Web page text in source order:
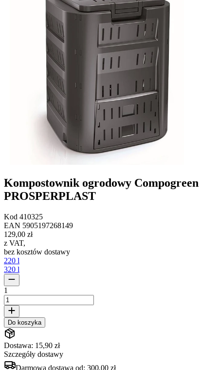
Kompostownik ogrodowy Compogreen
PROSPERPLAST
Kod 410325
EAN 5905197268149
129,00 zł
z VAT,
bez kosztów dostawy
220 l
320 l
1
Do koszyka
Dostawa: 15,90 zł
Szczegóły dostawy
Darmowa dostawa od: 300,00 zł